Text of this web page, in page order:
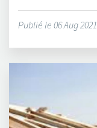
Publié le 06 Aug 2021